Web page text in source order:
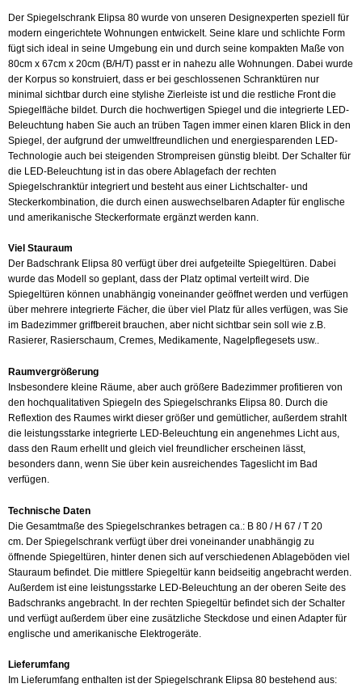
Der Spiegelschrank Elipsa 80 wurde von unseren Designexperten speziell für
modern eingerichtete Wohnungen entwickelt. Seine klare und schlichte Form
fügt sich ideal in seine Umgebung ein und durch seine kompakten Maße von
80cm x 67cm x 20cm (B/H/T) passt er in nahezu alle Wohnungen. Dabei wurde
der Korpus so konstruiert, dass er bei geschlossenen Schranktüren nur
minimal sichtbar durch eine stylishe Zierleiste ist und die restliche Front die
Spiegelfläche bildet. Durch die hochwertigen Spiegel und die integrierte LED-
Beleuchtung haben Sie auch an trüben Tagen immer einen klaren Blick in den
Spiegel, der aufgrund der umweltfreundlichen und energiesparenden LED-
Technologie auch bei steigenden Strompreisen günstig bleibt. Der Schalter für
die LED-Beleuchtung ist in das obere Ablagefach der rechten
Spiegelschranktür integriert und besteht aus einer Lichtschalter- und
Steckerkombination, die durch einen auswechselbaren Adapter für englische
und amerikanische Steckerformate ergänzt werden kann.
Viel Stauraum
Der Badschrank Elipsa 80 verfügt über drei aufgeteilte Spiegeltüren. Dabei
wurde das Modell so geplant, dass der Platz optimal verteilt wird. Die
Spiegeltüren können unabhängig voneinander geöffnet werden und verfügen
über mehrere integrierte Fächer, die über viel Platz für alles verfügen, was Sie
im Badezimmer griffbereit brauchen, aber nicht sichtbar sein soll wie z.B.
Rasierer, Rasierschaum, Cremes, Medikamente, Nagelpflegesets usw..
Raumvergrößerung
Insbesondere kleine Räume, aber auch größere Badezimmer profitieren von
den hochqualitativen Spiegeln des Spiegelschranks Elipsa 80. Durch die
Reflextion des Raumes wirkt dieser größer und gemütlicher, außerdem strahlt
die leistungsstarke integrierte LED-Beleuchtung ein angenehmes Licht aus,
dass den Raum erhellt und gleich viel freundlicher erscheinen lässt,
besonders dann, wenn Sie über kein ausreichendes Tageslicht im Bad
verfügen.
Technische Daten
Die Gesamtmaße des Spiegelschrankes betragen ca.: B 80 / H 67 / T 20
cm. Der Spiegelschrank verfügt über drei voneinander unabhängig zu
öffnende Spiegeltüren, hinter denen sich auf verschiedenen Ablageböden viel
Stauraum befindet. Die mittlere Spiegeltür kann beidseitig angebracht werden.
Außerdem ist eine leistungsstarke LED-Beleuchtung an der oberen Seite des
Badschranks angebracht. In der rechten Spiegeltür befindet sich der Schalter
und verfügt außerdem über eine zusätzliche Steckdose und einen Adapter für
englische und amerikanische Elektrogeräte.
Lieferumfang
Im Lieferumfang enthalten ist der Spiegelschrank Elipsa 80 bestehend aus: